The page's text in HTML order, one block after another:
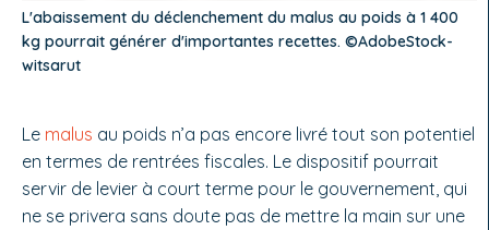
L'abaissement du déclenchement du malus au poids à 1 400
kg pourrait générer d'importantes recettes. ©AdobeStock-
witsarut
Le malus au poids n’a pas encore livré tout son potentiel
en termes de rentrées fiscales. Le dispositif pourrait
servir de levier à court terme pour le gouvernement, qui
ne se privera sans doute pas de mettre la main sur une